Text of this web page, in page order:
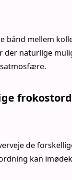
bånd mellem
naturlige
de
kan